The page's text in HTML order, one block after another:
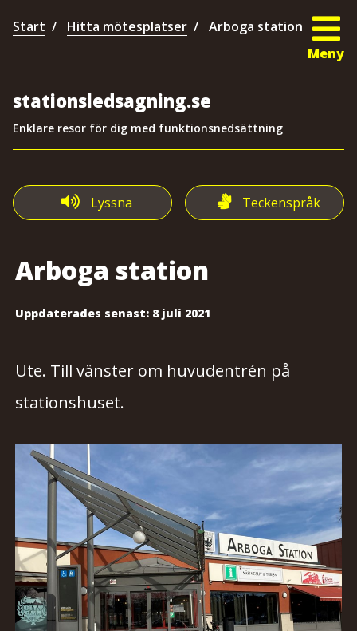
Start Hitta mötesplatser Arboga station
stationsledsagning.se
Enklare resor för dig med funktionsnedsättning
Meny
Lyssna Teckenspråk
Arboga station
Uppdaterades senast: 8 juli 2021
Ute. Till vänster om huvudentrén på
stationshuset.